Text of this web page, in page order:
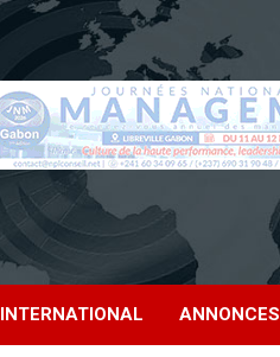
INTERNATIONAL ANNONCES